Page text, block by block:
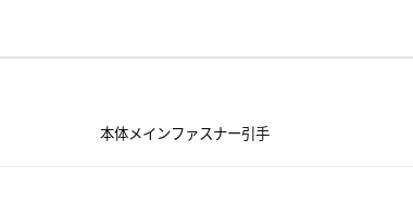
本体メインファスナー引手